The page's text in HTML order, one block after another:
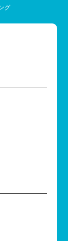
グ